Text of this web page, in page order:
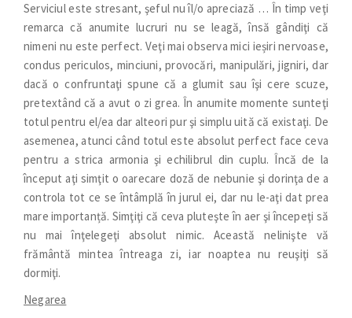
Serviciul este stresant, şeful nu îl/o apreciază … În timp veţi
remarca că anumite lucruri nu se leagă, însă gândiţi că
nimeni nu este perfect. Veţi mai observa mici ieșiri nervoase,
condus periculos, minciuni, provocări, manipulări, jigniri, dar
dacă o confruntaţi spune că a glumit sau îşi cere scuze,
pretextând că a avut o zi grea. În anumite momente sunteţi
totul pentru el/ea dar alteori pur şi simplu uită că existaţi. De
asemenea, atunci când totul este absolut perfect face ceva
pentru a strica armonia şi echilibrul din cuplu. Încă de la
început aţi simţit o oarecare doză de nebunie şi dorinţa de a
controla tot ce se întâmplă în jurul ei, dar nu le-aţi dat prea
mare importanță. Simţiţi că ceva pluteşte în aer şi începeţi să
nu mai înţelegeţi absolut nimic. Această nelinişte vă
frământă mintea întreaga zi, iar noaptea nu reuşiţi să
dormiţi.
Negarea